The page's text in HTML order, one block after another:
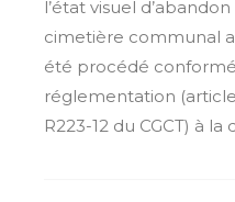
l’état visuel
cimetière communal
été procédé
réglementation
R223-12 du CGCT) à